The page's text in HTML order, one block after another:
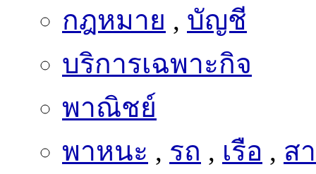
กฎหมาย , บัญชี
บริการเฉพาะกิจ
พาณิชย์
พาหนะ , รถ , เรือ , ส